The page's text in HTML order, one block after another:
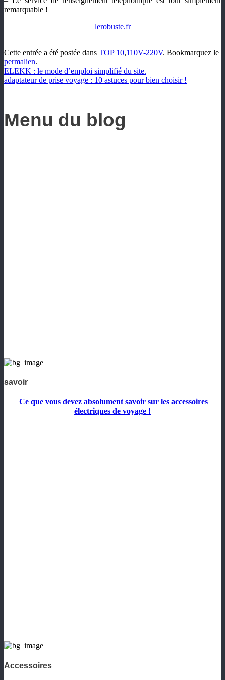
remarquable !
lerobuste.fr
Cette entrée a été postée dans TOP 10,110V-220V. Bookmarquez le
permalien.
ELEKK : le mode d’emploi simplifié du site.
adaptateur de prise voyage : 10 astuces pour bien choisir !
Menu du blog
savoir
Ce que vous devez absolument savoir sur les accessoires
électriques de voyage !
Accessoires